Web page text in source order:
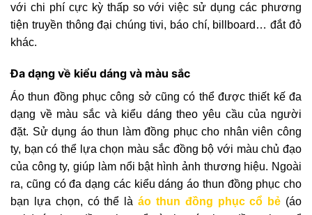
với chi phí cực kỳ thấp so với việc sử dụng các phương
tiện truyền thông đại chúng tivi, báo chí, billboard… đắt đỏ
khác.
Đa dạng về kiểu dáng và màu sắc
Áo thun đồng phục công sở cũng có thể được thiết kế đa
dạng về màu sắc và kiểu dáng theo yêu cầu của người
đặt. Sử dụng áo thun làm đồng phục cho nhân viên công
ty, bạn có thể lựa chọn màu sắc đồng bộ với màu chủ đạo
của công ty, giúp làm nổi bật hình ảnh thương hiệu. Ngoài
ra, cũng có đa dạng các kiểu dáng áo thun đồng phục cho
bạn lựa chọn, có thể là áo thun đồng phục cổ bẻ (áo